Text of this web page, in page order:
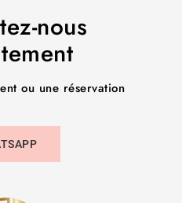
nous
ou une réservation